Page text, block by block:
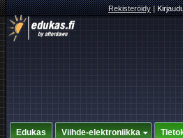
Rekisteröidy|
Edukas Viihde-elektroniikka